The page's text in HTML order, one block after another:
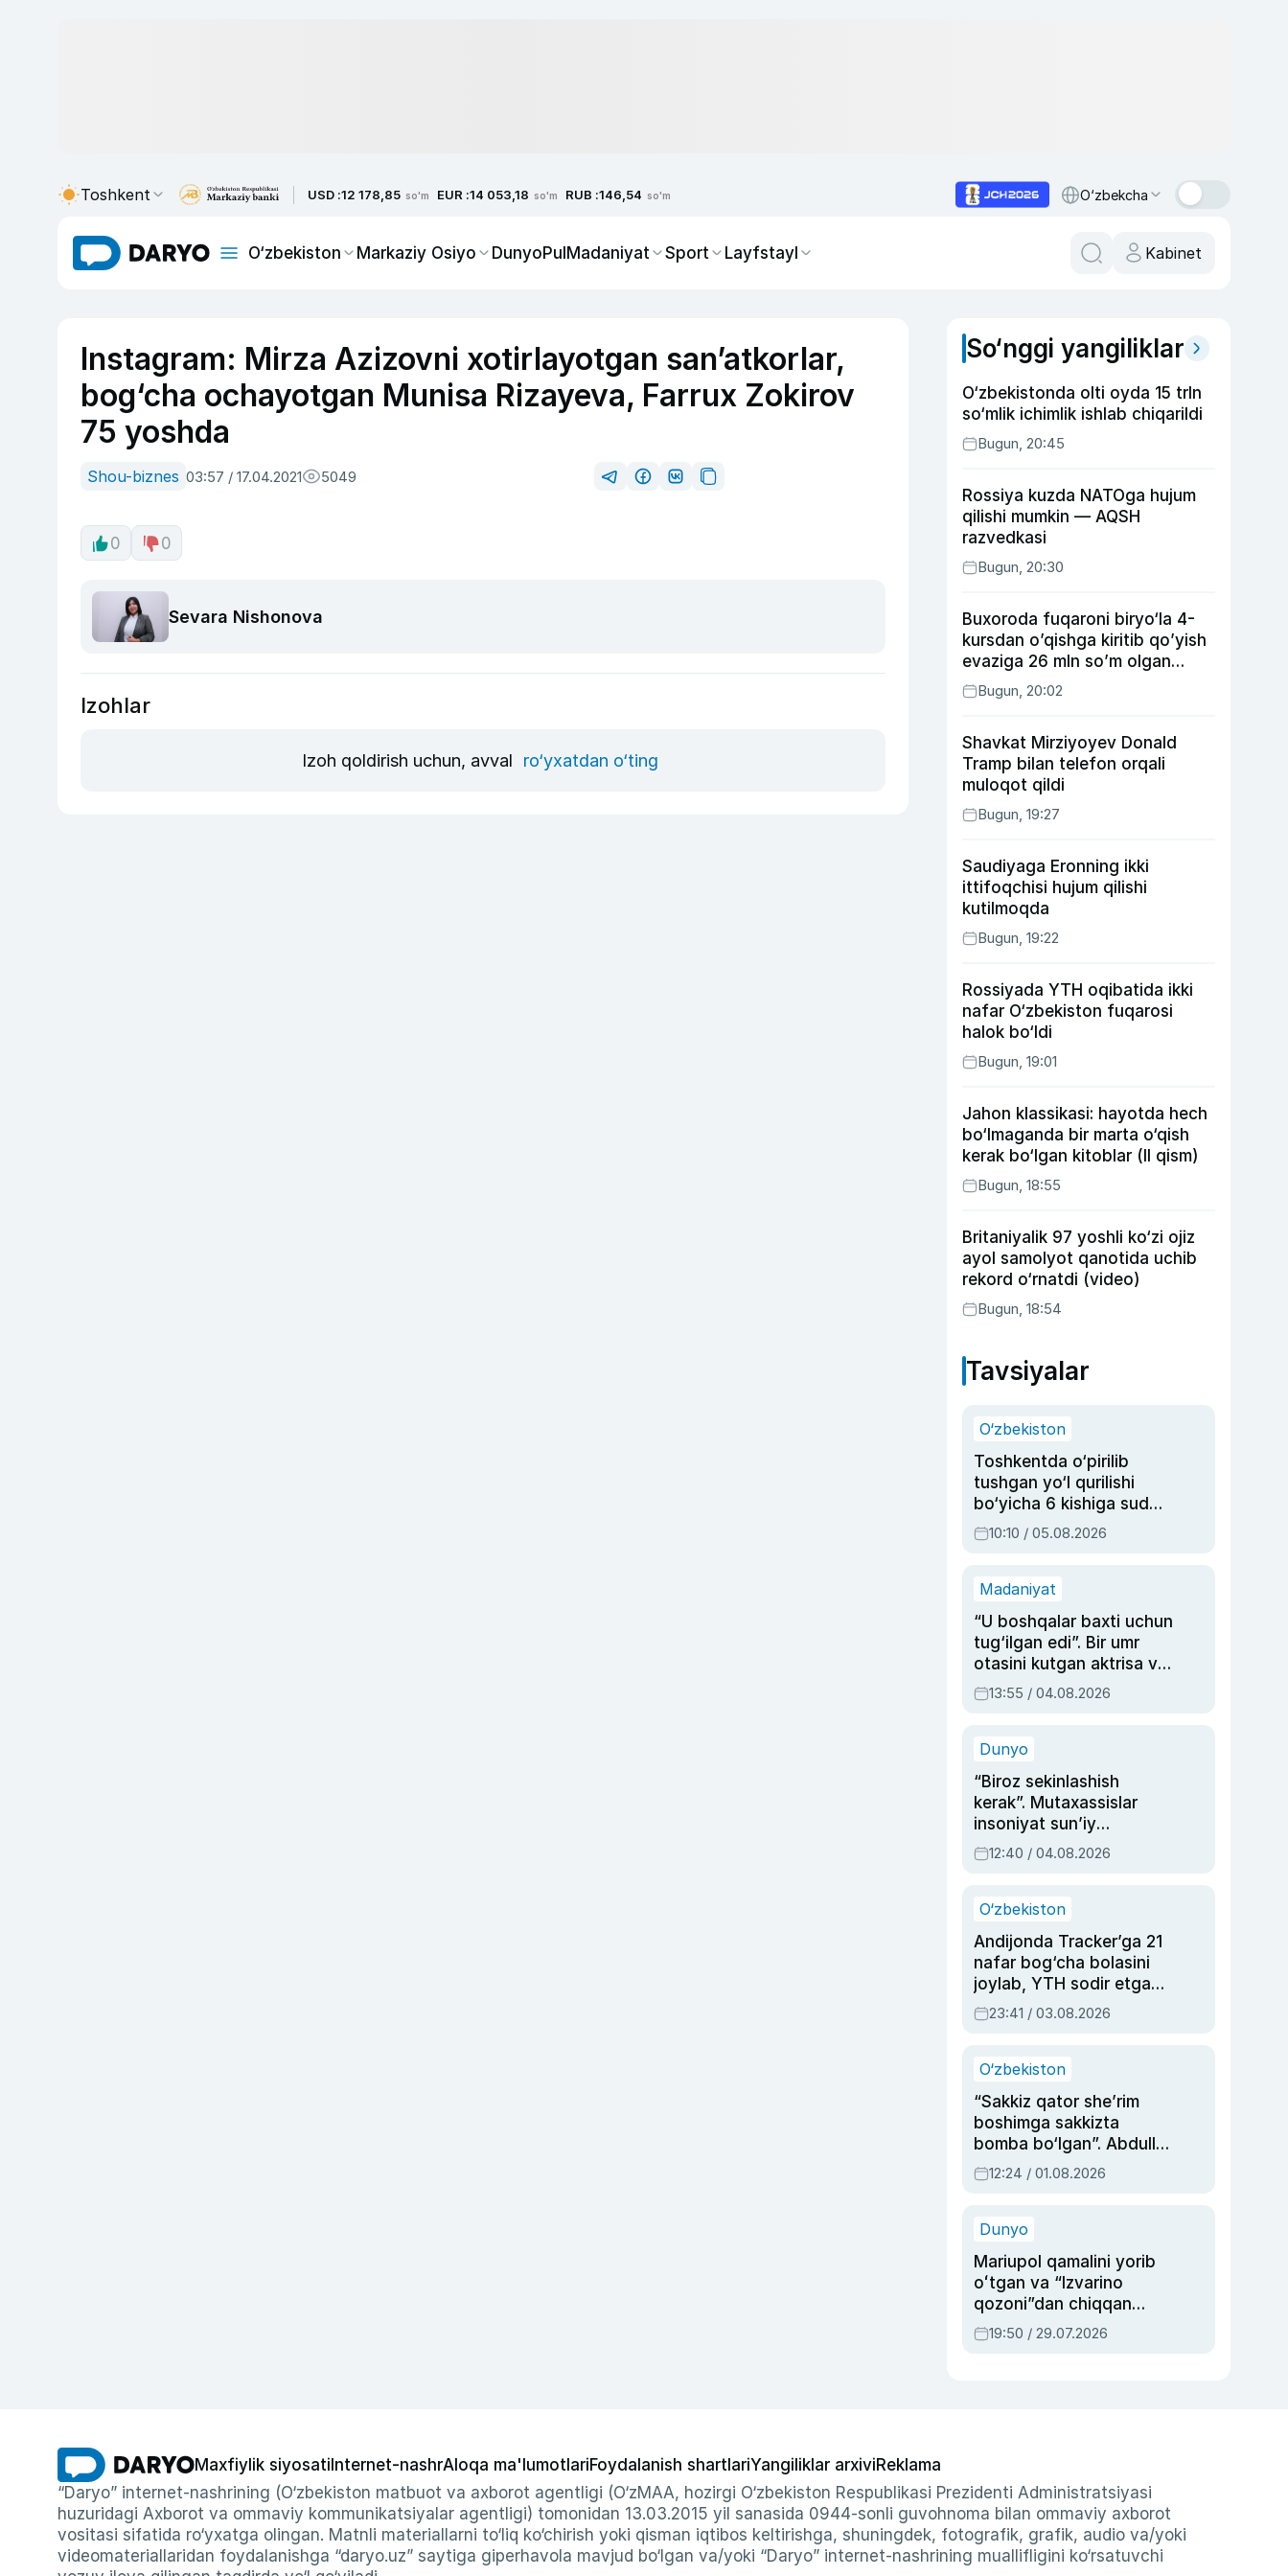
Toshkent USD :12 178,85 so'm EUR :14 053,18 so'm RUB :146,54 so'm O‘zbekcha
O‘zbekiston Markaziy Osiyo DunyoPulMadaniyat Sport Layfstayl Kabinet
Instagram: Mirza Azizovni xotirlayotgan san’atkorlar,
bog‘cha ochayotgan Munisa Rizayeva, Farrux Zokirov
75 yoshda
Shou-biznes 03:57 / 17.04.2021 5049
0 0
Sevara Nishonova
Izohlar
Izoh qoldirish uchun, avval ro‘yxatdan o‘ting
So‘nggi yangiliklar
O‘zbekistonda olti oyda 15 trln
so‘mlik ichimlik ishlab chiqarildi
Bugun, 20:45
Rossiya kuzda NATOga hujum
qilishi mumkin — AQSH
razvedkasi
Bugun, 20:30
Buxoroda fuqaroni biryo‘la 4-
kursdan o’qishga kiritib qo’yish
evaziga 26 mln so’m olgan
shaxs ushlandi
Bugun, 20:02
Shavkat Mirziyoyev Donald
Tramp bilan telefon orqali
muloqot qildi
Bugun, 19:27
Saudiyaga Eronning ikki
ittifoqchisi hujum qilishi
kutilmoqda
Bugun, 19:22
Rossiyada YTH oqibatida ikki
nafar O‘zbekiston fuqarosi
halok bo‘ldi
Bugun, 19:01
Jahon klassikasi: hayotda hech
bo‘lmaganda bir marta o‘qish
kerak bo‘lgan kitoblar (II qism)
Bugun, 18:55
Britaniyalik 97 yoshli ko‘zi ojiz
ayol samolyot qanotida uchib
rekord o‘rnatdi (video)
Bugun, 18:54
Tavsiyalar
O‘zbekiston
Toshkentda o‘pirilib
tushgan yo‘l qurilishi
bo‘yicha 6 kishiga sud
hukmi o‘qildi
10:10 / 05.08.2026
Madaniyat
“U boshqalar baxti uchun
tug‘ilgan edi”. Bir umr
otasini kutgan aktrisa va
dublyaj ustasi Rimma
Ahmedovaning
13:55 / 04.08.2026
Dunyo
“Biroz sekinlashish
kerak”. Mutaxassislar
insoniyat sun’iy
intellektni boshqara
olmay qolishidan xavotir
12:40 / 04.08.2026
O‘zbekiston
Andijonda Tracker’ga 21
nafar bog‘cha bolasini
joylab, YTH sodir etgan
ayolga sud hukmi o‘qildi
23:41 / 03.08.2026
O‘zbekiston
“Sakkiz qator she’rim
boshimga sakkizta
bomba bo‘lgan”. Abdulla
Oripovni siyosiy
ayblovlardan asrab
12:24 / 01.08.2026
Dunyo
Mariupol qamalini yorib
oʻtgan va “Izvarino
qozoni”dan chiqqan
qahramon — Ukraina
armiyasi bosh
19:50 / 29.07.2026
Maxfiylik siyosati Internet-nashrAloqa ma'lumotlariFoydalanish shartlariYangiliklar arxiviReklama
“Daryo” internet-nashrining (O‘zbekiston matbuot va axborot agentligi (O‘zMAA, hozirgi O‘zbekiston Respublikasi Prezidenti Administratsiyasi
huzuridagi Axborot va ommaviy kommunikatsiyalar agentligi) tomonidan 13.03.2015 yil sanasida 0944-sonli guvohnoma bilan ommaviy axborot
vositasi sifatida ro‘yxatga olingan. Matnli materiallarni to‘liq ko‘chirish yoki qisman iqtibos keltirishga, shuningdek, fotografik, grafik, audio va/yoki
videomateriallaridan foydalanishga “daryo.uz” saytiga giperhavola mavjud bo‘lgan va/yoki “Daryo” internet-nashrining muallifligini ko‘rsatuvchi